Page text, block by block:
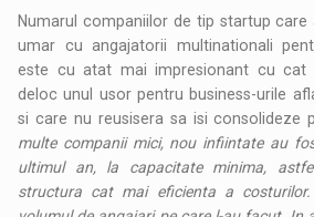
Numarul companiilor de tip startup
umar cu angajatorii multinationali
este cu atat mai impresionant cu
deloc unul usor pentru business-urile
si care nu reusisera sa isi consolideze
multe companii mici, nou infiintate au
ultimul an, la capacitate minima,
structura cat mai eficienta a